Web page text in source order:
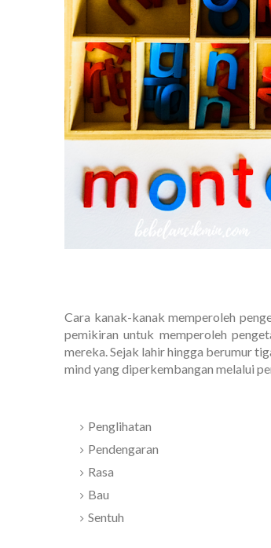
Cara kanak-kanak memperoleh
pemikiran untuk memperoleh
mereka. Sejak lahir hingga berumur
mind yang diperkembangan melalui
Penglihatan
Pendengaran
Rasa
Bau
Sentuh